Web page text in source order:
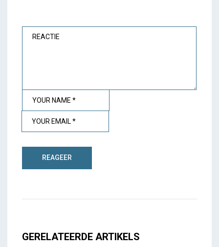
GERELATEERDE ARTIKELS